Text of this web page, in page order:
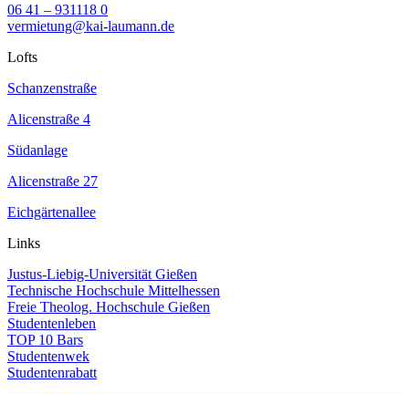
06 41 – 931118 0
vermietung@kai-laumann.de
Lofts
Schanzenstraße
Alicenstraße 4
Südanlage
Alicenstraße 27
Eichgärtenallee
Links
Justus-Liebig-Universität Gießen
Technische Hochschule Mittelhessen
Freie Theolog. Hochschule Gießen
Studentenleben
TOP 10 Bars
Studentenwek
Studentenrabatt